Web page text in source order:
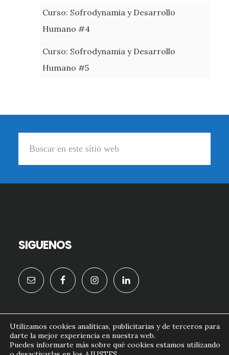
Curso: Sofrodynamia y Desarrollo
Humano #4
Curso: Sofrodynamia y Desarrollo
Humano #5
SIGUENOS
formacion.doctornougues.com© 2026
Utilizamos cookies analíticas, publicitarias y de terceros para
darte la mejor experiencia en nuestra web.
Puedes informarte más sobre qué cookies estamos utilizando